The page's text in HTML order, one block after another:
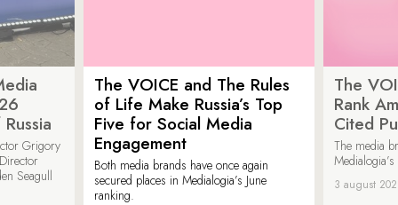
Grigory
Seagull
The VOICE and The Rules
of Life Make Russia’s Top
Five for Social Media
Engagement
Both media brands have once again
secured places in Medialogia’s June
ranking.
The
Rank
Cited
The media
3 august